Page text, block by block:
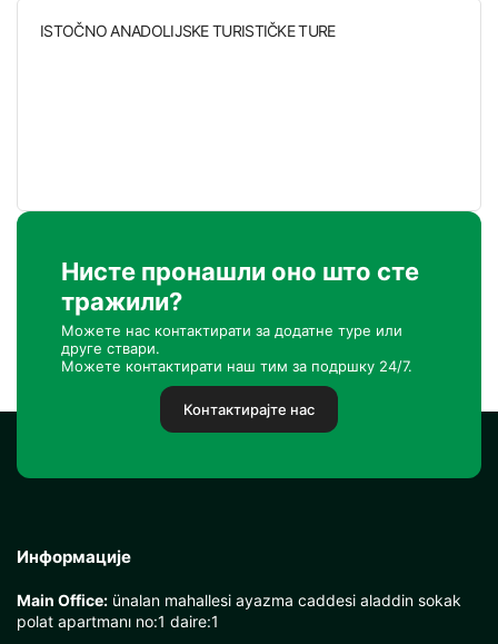
ISTOČNO ANADOLIJSKE TURISTIČKE TURE
Нисте пронашли оно што сте
тражили?
Можете нас контактирати за додатне туре или
друге ствари.
Можете контактирати наш тим за подршку 24/7.
Контактирајте нас
Информације
Main Office: ünalan mahallesi ayazma caddesi aladdin sokak
polat apartmanı no:1 daire:1